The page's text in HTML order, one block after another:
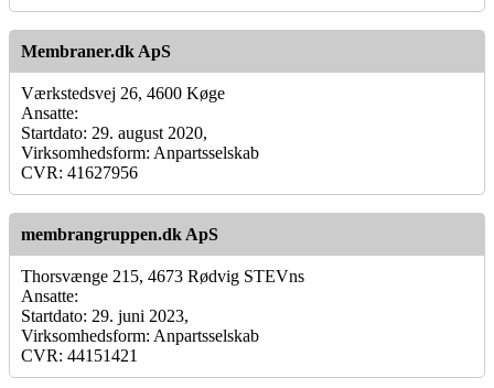
Membraner.dk ApS
Værkstedsvej 26, 4600 Køge
Ansatte:
Startdato: 29. august 2020,
Virksomhedsform: Anpartsselskab
CVR: 41627956
membrangruppen.dk ApS
Thorsvænge 215, 4673 Rødvig STEVns
Ansatte:
Startdato: 29. juni 2023,
Virksomhedsform: Anpartsselskab
CVR: 44151421